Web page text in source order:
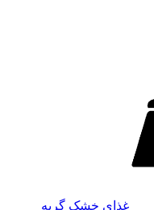
غذای خشک گربه